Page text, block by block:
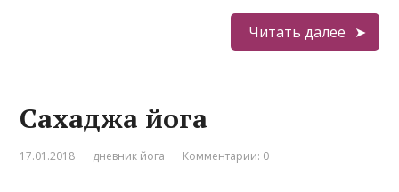
Читать далее
Сахаджа йога
17.01.2018 дневник йога Комментарии: 0